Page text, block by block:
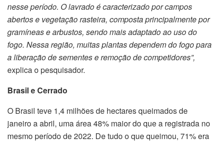
nesse período. O lavrado é caracterizado por campos
abertos e vegetação rasteira, composta principalmente por
gramíneas e arbustos, sendo mais adaptado ao uso do
fogo. Nessa região, muitas plantas dependem do fogo para
a liberação de sementes e remoção de competidores”,
explica o pesquisador.
Brasil e Cerrado
O Brasil teve 1,4 milhões de hectares queimados de
janeiro a abril, uma área 48% maior do que a registrada no
mesmo período de 2022. De tudo o que queimou, 71% era